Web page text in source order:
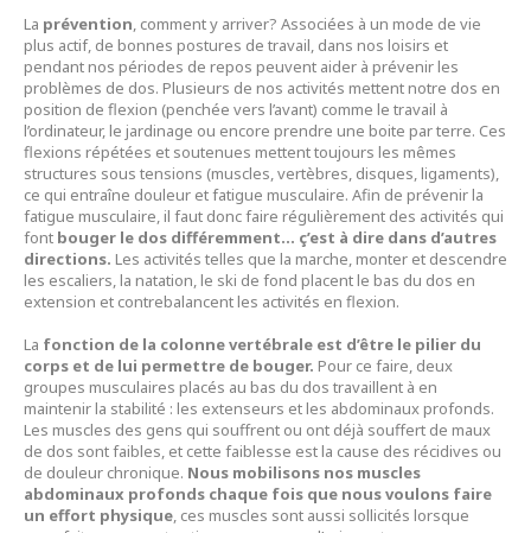
La prévention, comment y arriver? Associées à un mode de vie
plus actif, de bonnes postures de travail, dans nos loisirs et
pendant nos périodes de repos peuvent aider à prévenir les
problèmes de dos. Plusieurs de nos activités mettent notre dos en
position de flexion (penchée vers l’avant) comme le travail à
l’ordinateur, le jardinage ou encore prendre une boite par terre. Ces
flexions répétées et soutenues mettent toujours les mêmes
structures sous tensions (muscles, vertèbres, disques, ligaments),
ce qui entraîne douleur et fatigue musculaire. Afin de prévenir la
fatigue musculaire, il faut donc faire régulièrement des activités qui
font bouger le dos différemment… ç’est à dire dans d’autres
directions. Les activités telles que la marche, monter et descendre
les escaliers, la natation, le ski de fond placent le bas du dos en
extension et contrebalancent les activités en flexion.
La fonction de la colonne vertébrale est d’être le pilier du
corps et de lui permettre de bouger. Pour ce faire, deux
groupes musculaires placés au bas du dos travaillent à en
maintenir la stabilité : les extenseurs et les abdominaux profonds.
Les muscles des gens qui souffrent ou ont déjà souffert de maux
de dos sont faibles, et cette faiblesse est la cause des récidives ou
de douleur chronique. Nous mobilisons nos muscles
abdominaux profonds chaque fois que nous voulons faire
un effort physique, ces muscles sont aussi sollicités lorsque